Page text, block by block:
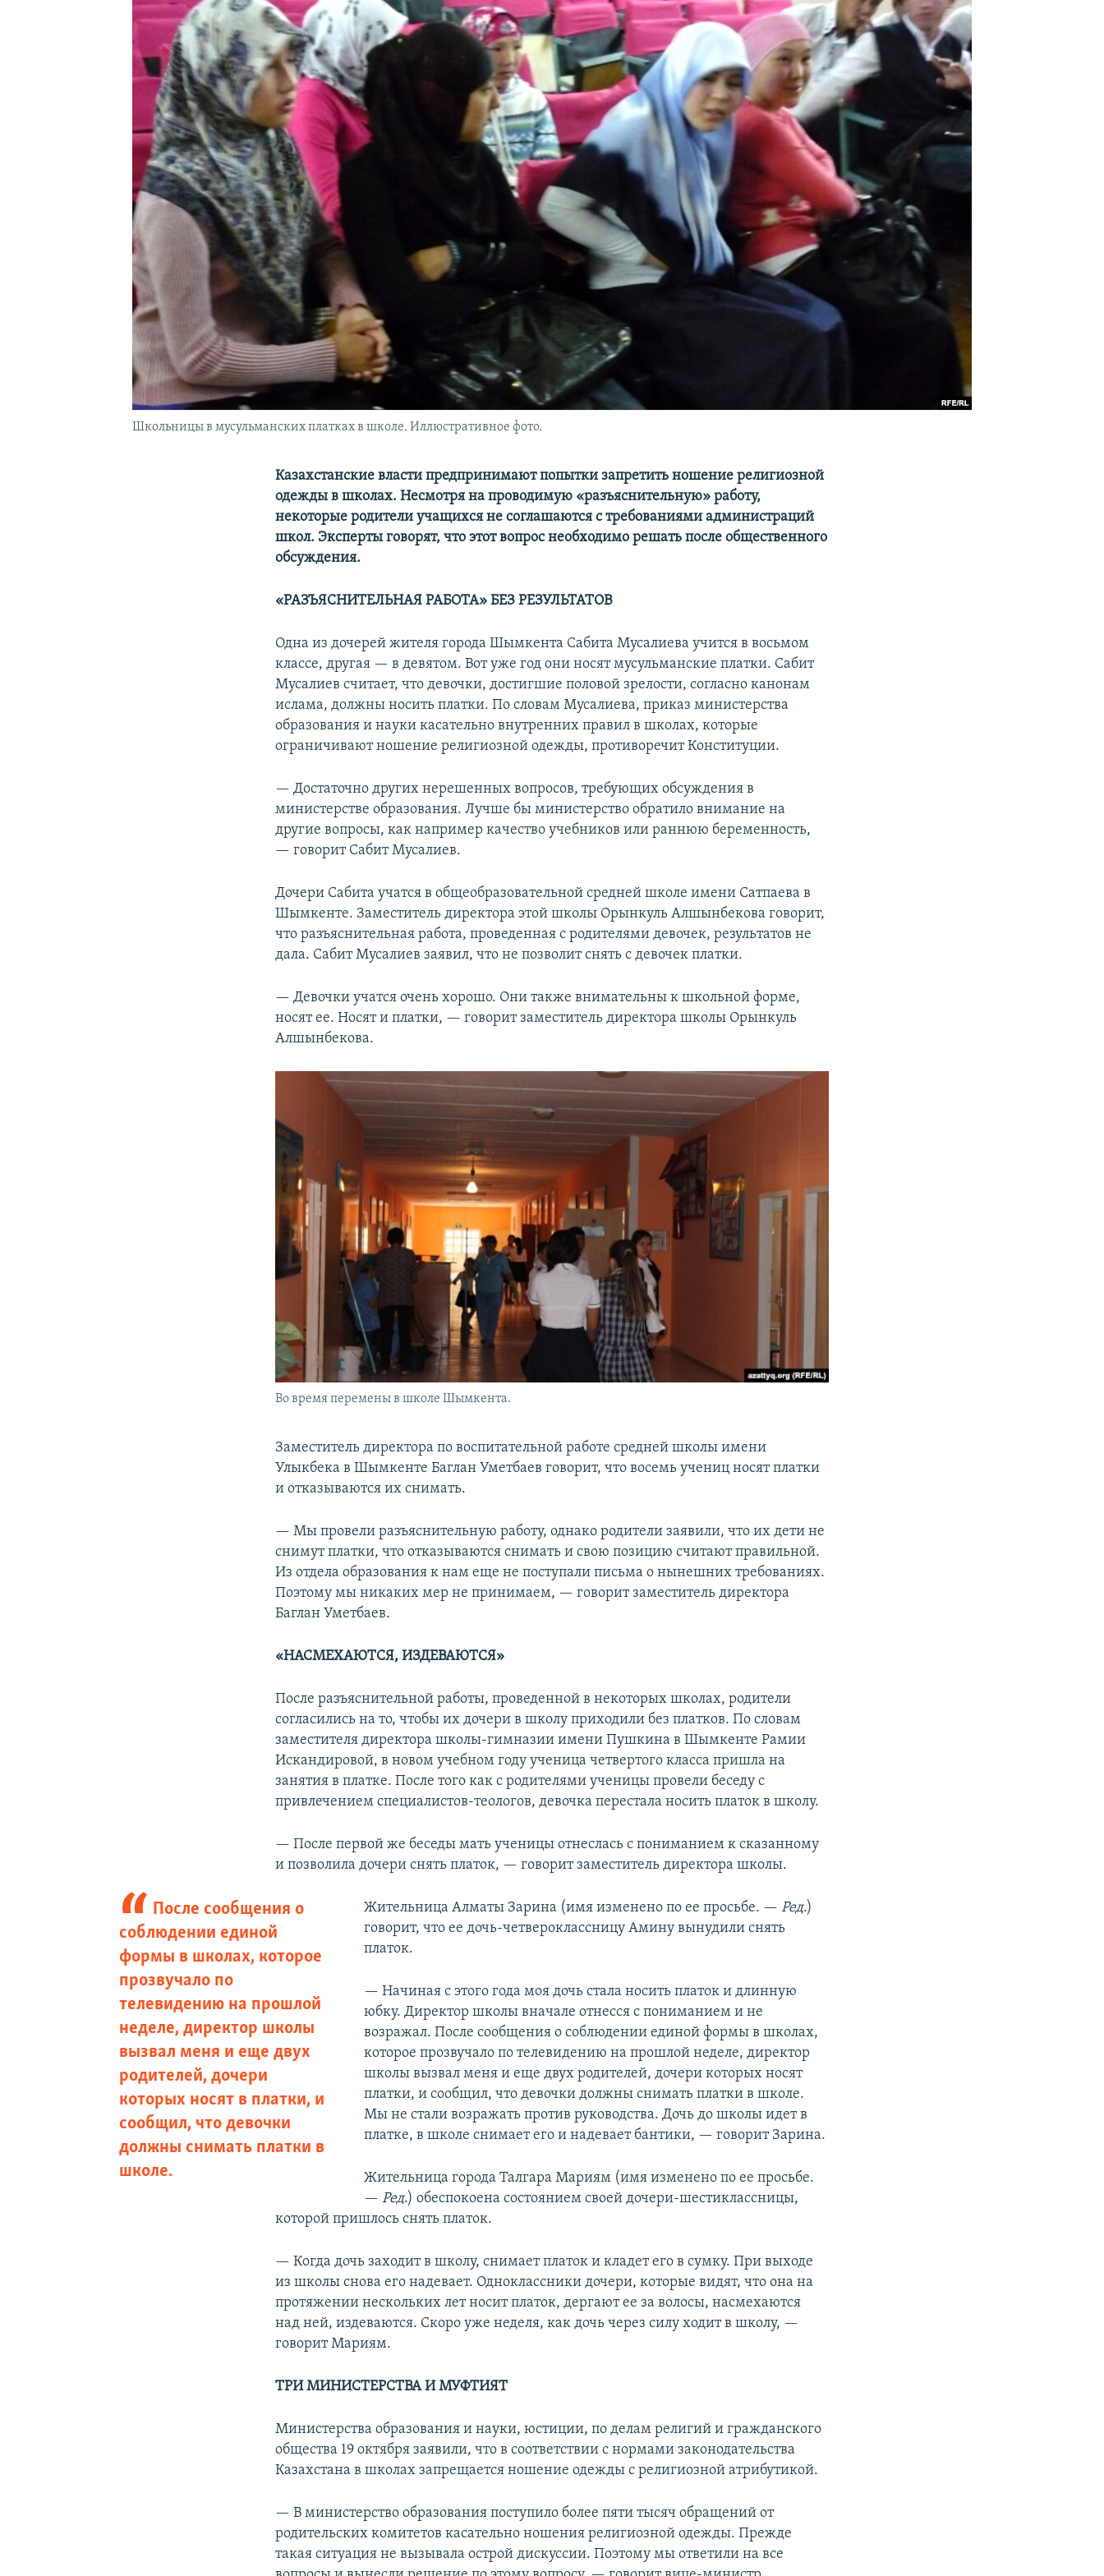
Школьницы в мусульманских платках в школе. Иллюстративное фото.
Казахстанские власти предпринимают попытки запретить ношение религиозной
одежды в школах. Несмотря на проводимую «разъяснительную» работу,
некоторые родители учащихся не соглашаются с требованиями администраций
школ. Эксперты говорят, что этот вопрос необходимо решать после общественного
обсуждения.
«РАЗЪЯСНИТЕЛЬНАЯ РАБОТА» БЕЗ РЕЗУЛЬТАТОВ
Одна из дочерей жителя города Шымкента Сабита Мусалиева учится в восьмом
классе, другая — в девятом. Вот уже год они носят мусульманские платки. Сабит
Мусалиев считает, что девочки, достигшие половой зрелости, согласно канонам
ислама, должны носить платки. По словам Мусалиева, приказ министерства
образования и науки касательно внутренних правил в школах, которые
ограничивают ношение религиозной одежды, противоречит Конституции.
— Достаточно других нерешенных вопросов, требующих обсуждения в
министерстве образования. Лучше бы министерство обратило внимание на
другие вопросы, как например качество учебников или раннюю беременность,
— говорит Сабит Мусалиев.
Дочери Сабита учатся в общеобразовательной средней школе имени Сатпаева в
Шымкенте. Заместитель директора этой школы Орынкуль Алшынбекова говорит,
что разъяснительная работа, проведенная с родителями девочек, результатов не
дала. Сабит Мусалиев заявил, что не позволит снять с девочек платки.
— Девочки учатся очень хорошо. Они также внимательны к школьной форме,
носят ее. Носят и платки, — говорит заместитель директора школы Орынкуль
Алшынбекова.
Во время перемены в школе Шымкента.
Заместитель директора по воспитательной работе средней школы имени
Улыкбека в Шымкенте Баглан Уметбаев говорит, что восемь учениц носят платки
и отказываются их снимать.
— Мы провели разъяснительную работу, однако родители заявили, что их дети не
снимут платки, что отказываются снимать и свою позицию считают правильной.
Из отдела образования к нам еще не поступали письма о нынешних требованиях.
Поэтому мы никаких мер не принимаем, — говорит заместитель директора
Баглан Уметбаев.
«НАСМЕХАЮТСЯ, ИЗДЕВАЮТСЯ»
После разъяснительной работы, проведенной в некоторых школах, родители
согласились на то, чтобы их дочери в школу приходили без платков. По словам
заместителя директора школы-гимназии имени Пушкина в Шымкенте Рамии
Искандировой, в новом учебном году ученица четвертого класса пришла на
занятия в платке. После того как с родителями ученицы провели беседу с
привлечением специалистов-теологов, девочка перестала носить платок в школу.
— После первой же беседы мать ученицы отнеслась с пониманием к сказанному
и позволила дочери снять платок, — говорит заместитель директора школы.
После сообщения о
соблюдении единой
формы в школах, которое
прозвучало по
телевидению на прошлой
неделе, директор школы
вызвал меня и еще двух
родителей, дочери
которых носят в платки, и
сообщил, что девочки
должны снимать платки в
школе.
Жительница Алматы Зарина (имя изменено по ее просьбе. — Ред.)
говорит, что ее дочь-четвероклассницу Амину вынудили снять
платок.
— Начиная с этого года моя дочь стала носить платок и длинную
юбку. Директор школы вначале отнесся с пониманием и не
возражал. После сообщения о соблюдении единой формы в школах,
которое прозвучало по телевидению на прошлой неделе, директор
школы вызвал меня и еще двух родителей, дочери которых носят
платки, и сообщил, что девочки должны снимать платки в школе.
Мы не стали возражать против руководства. Дочь до школы идет в
платке, в школе снимает его и надевает бантики, — говорит Зарина.
Жительница города Талгара Мариям (имя изменено по ее просьбе.
— Ред.) обеспокоена состоянием своей дочери-шестиклассницы,
которой пришлось снять платок.
— Когда дочь заходит в школу, снимает платок и кладет его в сумку. При выходе
из школы снова его надевает. Одноклассники дочери, которые видят, что она на
протяжении нескольких лет носит платок, дергают ее за волосы, насмехаются
над ней, издеваются. Скоро уже неделя, как дочь через силу ходит в школу, —
говорит Мариям.
ТРИ МИНИСТЕРСТВА И МУФТИЯТ
Министерства образования и науки, юстиции, по делам религий и гражданского
общества 19 октября заявили, что в соответствии с нормами законодательства
Казахстана в школах запрещается ношение одежды с религиозной атрибутикой.
— В министерство образования поступило более пяти тысяч обращений от
родительских комитетов касательно ношения религиозной одежды. Прежде
такая ситуация не вызывала острой дискуссии. Поэтому мы ответили на все